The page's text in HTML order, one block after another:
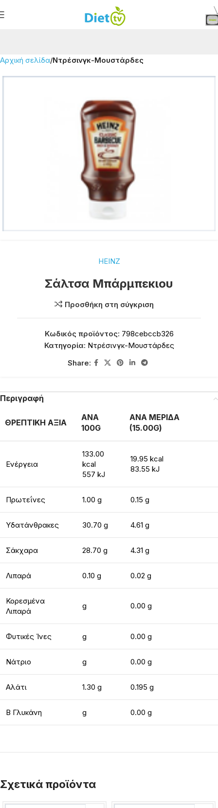
Αρχική σελίδα Ντρέσινγκ-Μουστάρδες
HEINZ
Σάλτσα Μπάρμπεκιου
Προσθήκη στη σύγκριση
Κωδικός προϊόντος: 798cebccb326
Κατηγορία: Ντρέσινγκ-Μουστάρδες
Share:
Περιγραφή
ΘΡΕΠΤΙΚΗ ΑΞΙΑ
ΑΝΑ
100G
ΑΝΑ ΜΕΡΙΔΑ
(15.00G)
Ενέργεια
133.00
kcal
557 kJ
19.95 kcal
83.55 kJ
Πρωτεΐνες 1.00 g 0.15 g
Υδατάνθρακες 30.70 g 4.61 g
Σάκχαρα 28.70 g 4.31 g
Λιπαρά 0.10 g 0.02 g
Κορεσμένα
Λιπαρά
g 0.00 g
Φυτικές Ίνες g 0.00 g
Νάτριο g 0.00 g
Αλάτι 1.30 g 0.195 g
Β Γλυκάνη g 0.00 g
Σχετικά προϊόντα